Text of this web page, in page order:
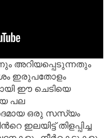
അറിയപ്പെടുന്നതും
ഇരുപതോളം
ഈ ചെടിയെ
പല
ഒരു സസ്യം
ഇലയിട്ട് തിളപ്പിച്ച